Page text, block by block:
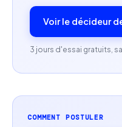
Excellentes
sens de
Profil recherché
Expérience sur des
Capacité à piloter
Voir le décideur
3 jours d'essai gratuits,
COMMENT POSTULER